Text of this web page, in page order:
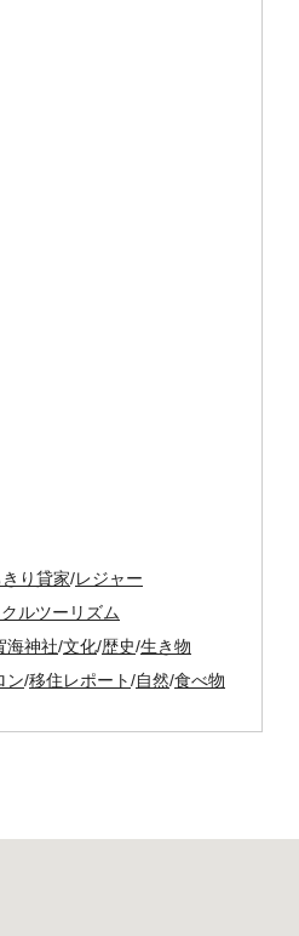
り貸家 レジャー
ルツーリズム
海神社 文化 歴史 生き物
ン 移住レポート 自然 食べ物